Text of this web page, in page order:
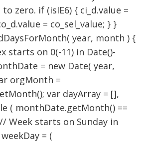
zero. if (isIE6) { ci_d.value =
= co_sel_value; } }
year, month ) {
starts on 0(-11) in Date()-
= new Date( year,
orgMonth =
var dayArray = [],
( monthDate.getMonth() ==
Week starts on Sunday in
= (